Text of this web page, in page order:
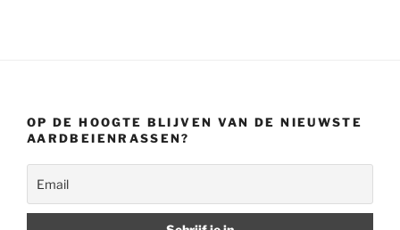
OP DE HOOGTE BLIJVEN VAN DE NIEUWSTE
AARDBEIENRASSEN?